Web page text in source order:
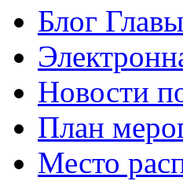
Блог Главы
Новости
План
Место